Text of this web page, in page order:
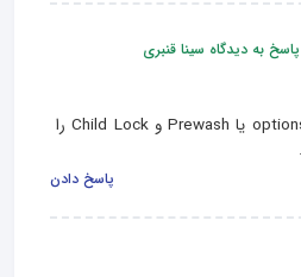
به دیدگاه سینا قنبری
درود، دکمه CL یا temp و options یا Prewash و Child Lock را
پاسخ دادن